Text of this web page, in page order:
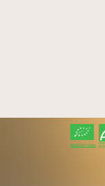
CERTIFIÉ PAR FR-BIO-01
AGRICULTURE FRANCE